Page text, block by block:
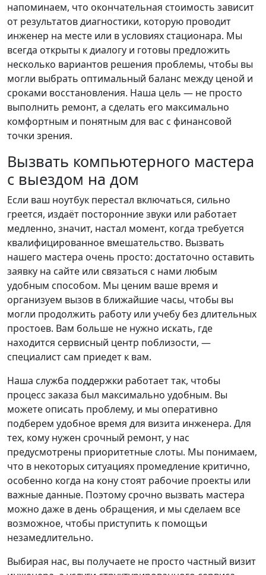
напоминаем, что окончательная стоимость зависит
от результатов диагностики, которую проводит
инженер на месте или в условиях стационара. Мы
всегда открыты к диалогу и готовы предложить
несколько вариантов решения проблемы, чтобы вы
могли выбрать оптимальный баланс между ценой и
сроками восстановления. Наша цель — не просто
выполнить ремонт, а сделать его максимально
комфортным и понятным для вас с финансовой
точки зрения.
Вызвать компьютерного мастера
с выездом на дом
Если ваш ноутбук перестал включаться, сильно
греется, издаёт посторонние звуки или работает
медленно, значит, настал момент, когда требуется
квалифицированное вмешательство. Вызвать
нашего мастера очень просто: достаточно оставить
заявку на сайте или связаться с нами любым
удобным способом. Мы ценим ваше время и
организуем вызов в ближайшие часы, чтобы вы
могли продолжить работу или учебу без длительных
простоев. Вам больше не нужно искать, где
находится сервисный центр поблизости, —
специалист сам приедет к вам.
Наша служба поддержки работает так, чтобы
процесс заказа был максимально удобным. Вы
можете описать проблему, и мы оперативно
подберем удобное время для визита инженера. Для
тех, кому нужен срочный ремонт, у нас
предусмотрены приоритетные слоты. Мы понимаем,
что в некоторых ситуациях промедление критично,
особенно когда на кону стоят рабочие проекты или
важные данные. Поэтому срочно вызвать мастера
можно даже в день обращения, и мы сделаем все
возможное, чтобы приступить к помощьи
незамедлительно.
Выбирая нас, вы получаете не просто частный визит